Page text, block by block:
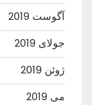
آگوست 2019
جولای 2019
ژوئن 2019
می 2019